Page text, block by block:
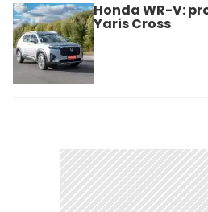
Honda WR-V:
Yaris Cross